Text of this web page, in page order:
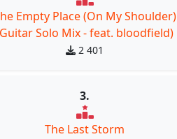
Empty Place (On My Shoulder)
Solo Mix - feat. bloodfield)
2 401
3.
The Last Storm